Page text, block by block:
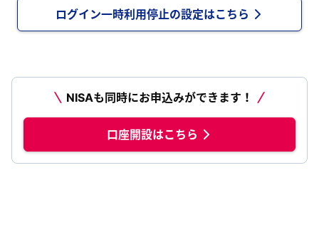
ログイン一時利用停止の設定はこちら
NISAも同時にお申込みができます！
口座開設はこちら